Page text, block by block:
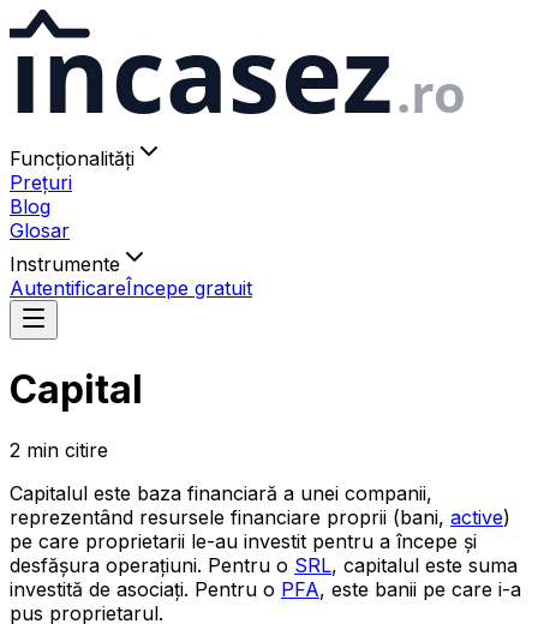
ıncasez.ro
Funcționalități
Prețuri
Blog
Glosar
Instrumente
AutentificareÎncepe gratuit
Capital
2 min citire
Capitalul este baza financiară a unei companii,
reprezentând resursele financiare proprii (bani, active)
pe care proprietarii le-au investit pentru a începe și
desfășura operațiuni. Pentru o SRL, capitalul este suma
investită de asociați. Pentru o PFA, este banii pe care i-a
pus proprietarul.